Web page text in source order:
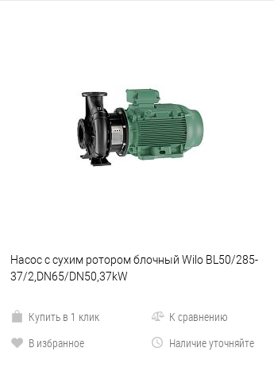
Насос с сухим ротором блочный Wilo BL50/285-
37/2,DN65/DN50,37kW
Купить в 1 клик
К сравнению
В избранное
Наличие уточняйте